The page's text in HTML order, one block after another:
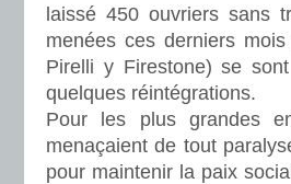
laissé 450 ouvriers sans
menées ces derniers
Pirelli y Firestone) se
quelques réintégrations.
Pour les plus grandes
menaçaient de tout
pour maintenir la paix